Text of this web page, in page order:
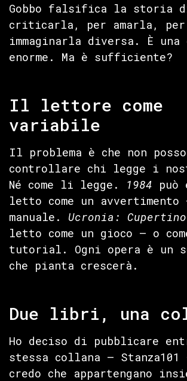
Gobbo falsifica la storia
criticarla, per amarla, per
immaginarla diversa. È
enorme. Ma è sufficiente?
Il lettore come
variabile
Il problema è che non posso
controllare chi legge i
Né come li legge. 1984 può
letto come un avvertimento
manuale. Ucronia: Cupertino
letto come un gioco — o
tutorial. Ogni opera è un
che pianta crescerà.
Due libri, una
Ho deciso di pubblicare
stessa collana — Stanza101
credo che appartengano